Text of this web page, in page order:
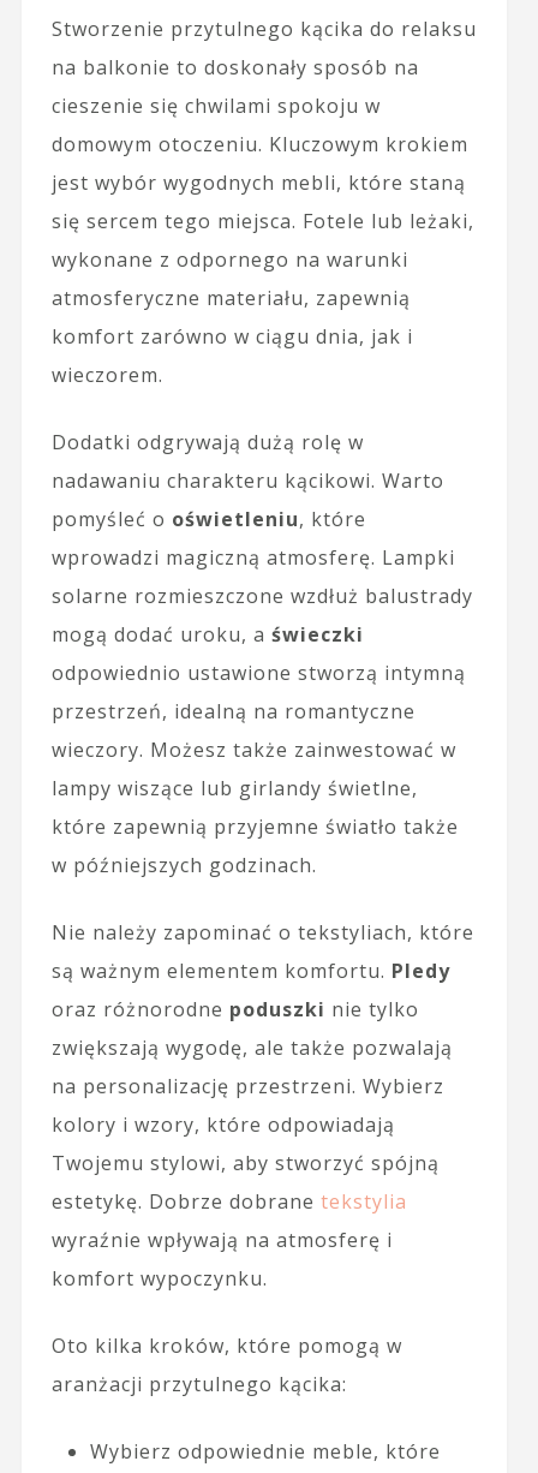
Stworzenie przytulnego kącika do relaksu
na balkonie to doskonały sposób na
cieszenie się chwilami spokoju w
domowym otoczeniu. Kluczowym krokiem
jest wybór wygodnych mebli, które staną
się sercem tego miejsca. Fotele lub leżaki,
wykonane z odpornego na warunki
atmosferyczne materiału, zapewnią
komfort zarówno w ciągu dnia, jak i
wieczorem.
Dodatki odgrywają dużą rolę w
nadawaniu charakteru kącikowi. Warto
pomyśleć o oświetleniu, które
wprowadzi magiczną atmosferę. Lampki
solarne rozmieszczone wzdłuż balustrady
mogą dodać uroku, a świeczki
odpowiednio ustawione stworzą intymną
przestrzeń, idealną na romantyczne
wieczory. Możesz także zainwestować w
lampy wiszące lub girlandy świetlne,
które zapewnią przyjemne światło także
w późniejszych godzinach.
Nie należy zapominać o tekstyliach, które
są ważnym elementem komfortu. Pledy
oraz różnorodne poduszki nie tylko
zwiększają wygodę, ale także pozwalają
na personalizację przestrzeni. Wybierz
kolory i wzory, które odpowiadają
Twojemu stylowi, aby stworzyć spójną
estetykę. Dobrze dobrane tekstylia
wyraźnie wpływają na atmosferę i
komfort wypoczynku.
Oto kilka kroków, które pomogą w
aranżacji przytulnego kącika:
Wybierz odpowiednie meble, które